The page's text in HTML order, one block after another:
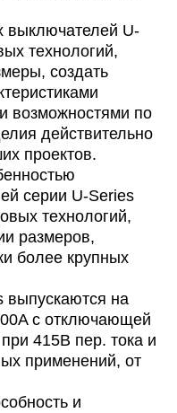
выключателей U-
технологий,
создать
возможностями по
действительно
проектов.
серии U-Series
технологий,
размеров,
более крупных
выпускаются на
с отключающей
415В пер. тока и
применений, от
и